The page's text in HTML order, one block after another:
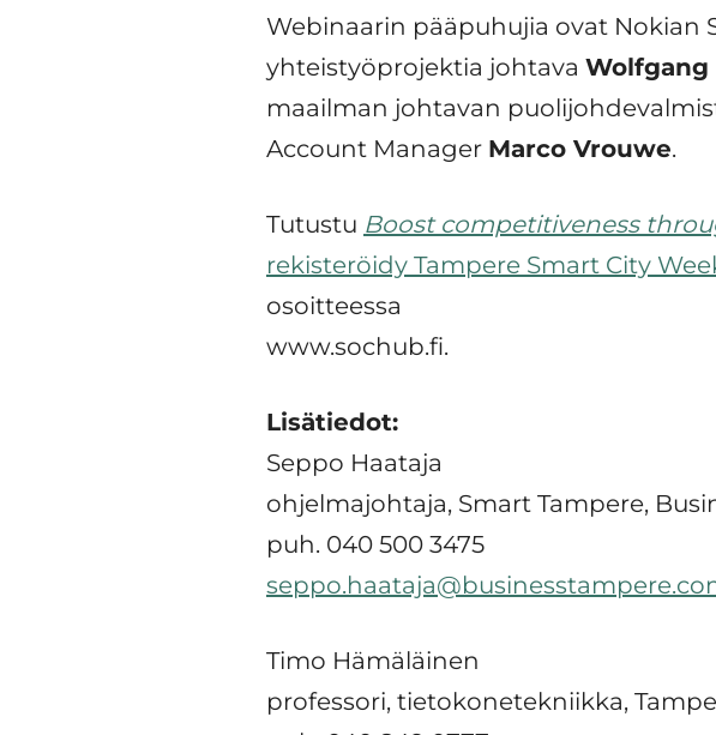
Webinaarin pääpuhujia ovat Nokian
yhteistyöprojektia johtava Wolfgang
maailman johtavan
Account Manager Marco Vrouwe.
Tutustu Boost competitiveness
rekisteröidy Tampere Smart City
osoitteessa
www.sochub.fi.
Lisätiedot:
Seppo Haataja
ohjelmajohtaja, Smart Tampere,
puh. 040 500 3475
Timo Hämäläinen
professori, tietokonetekniikka,